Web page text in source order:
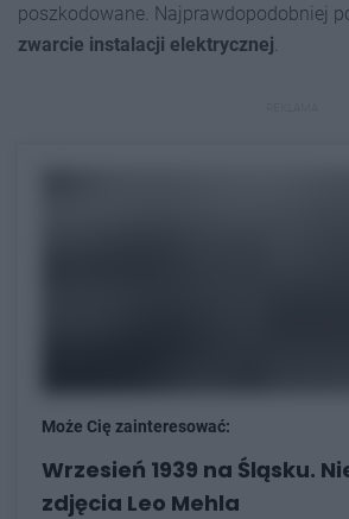
poszkodowane. Najprawdopodobniej
zwarcie instalacji elektrycznej
Może Cię zainteresować:
Wrzesień 1939 na Śląsku.
zdjęcia Leo Mehla